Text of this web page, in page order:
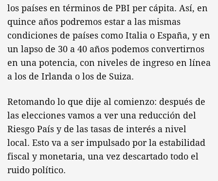
los países en términos de PBI per cápita. Así, en
quince años podremos estar a las mismas
condiciones de países como Italia o España, y en
un lapso de 30 a 40 años podemos convertirnos
en una potencia, con niveles de ingreso en línea
a los de Irlanda o los de Suiza.
Retomando lo que dije al comienzo: después de
las elecciones vamos a ver una reducción del
Riesgo País y de las tasas de interés a nivel
local. Esto va a ser impulsado por la estabilidad
fiscal y monetaria, una vez descartado todo el
ruido político.